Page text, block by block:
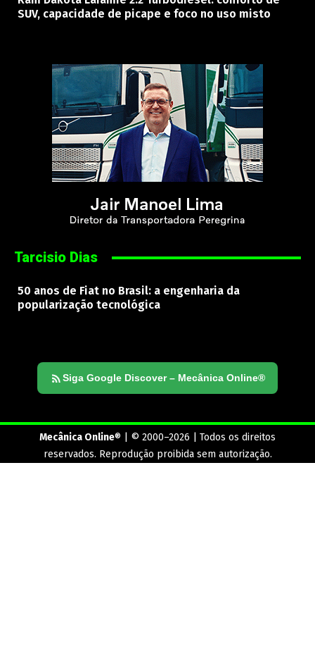
SUV, capacidade de picape e foco no uso misto
Tarcisio Dias
50 anos de Fiat no Brasil: a engenharia da
popularização tecnológica
Siga Google Discover – Mecânica Online®
Mecânica Online® | © 2000–2026 | Todos os direitos
reservados. Reprodução proibida sem autorização.